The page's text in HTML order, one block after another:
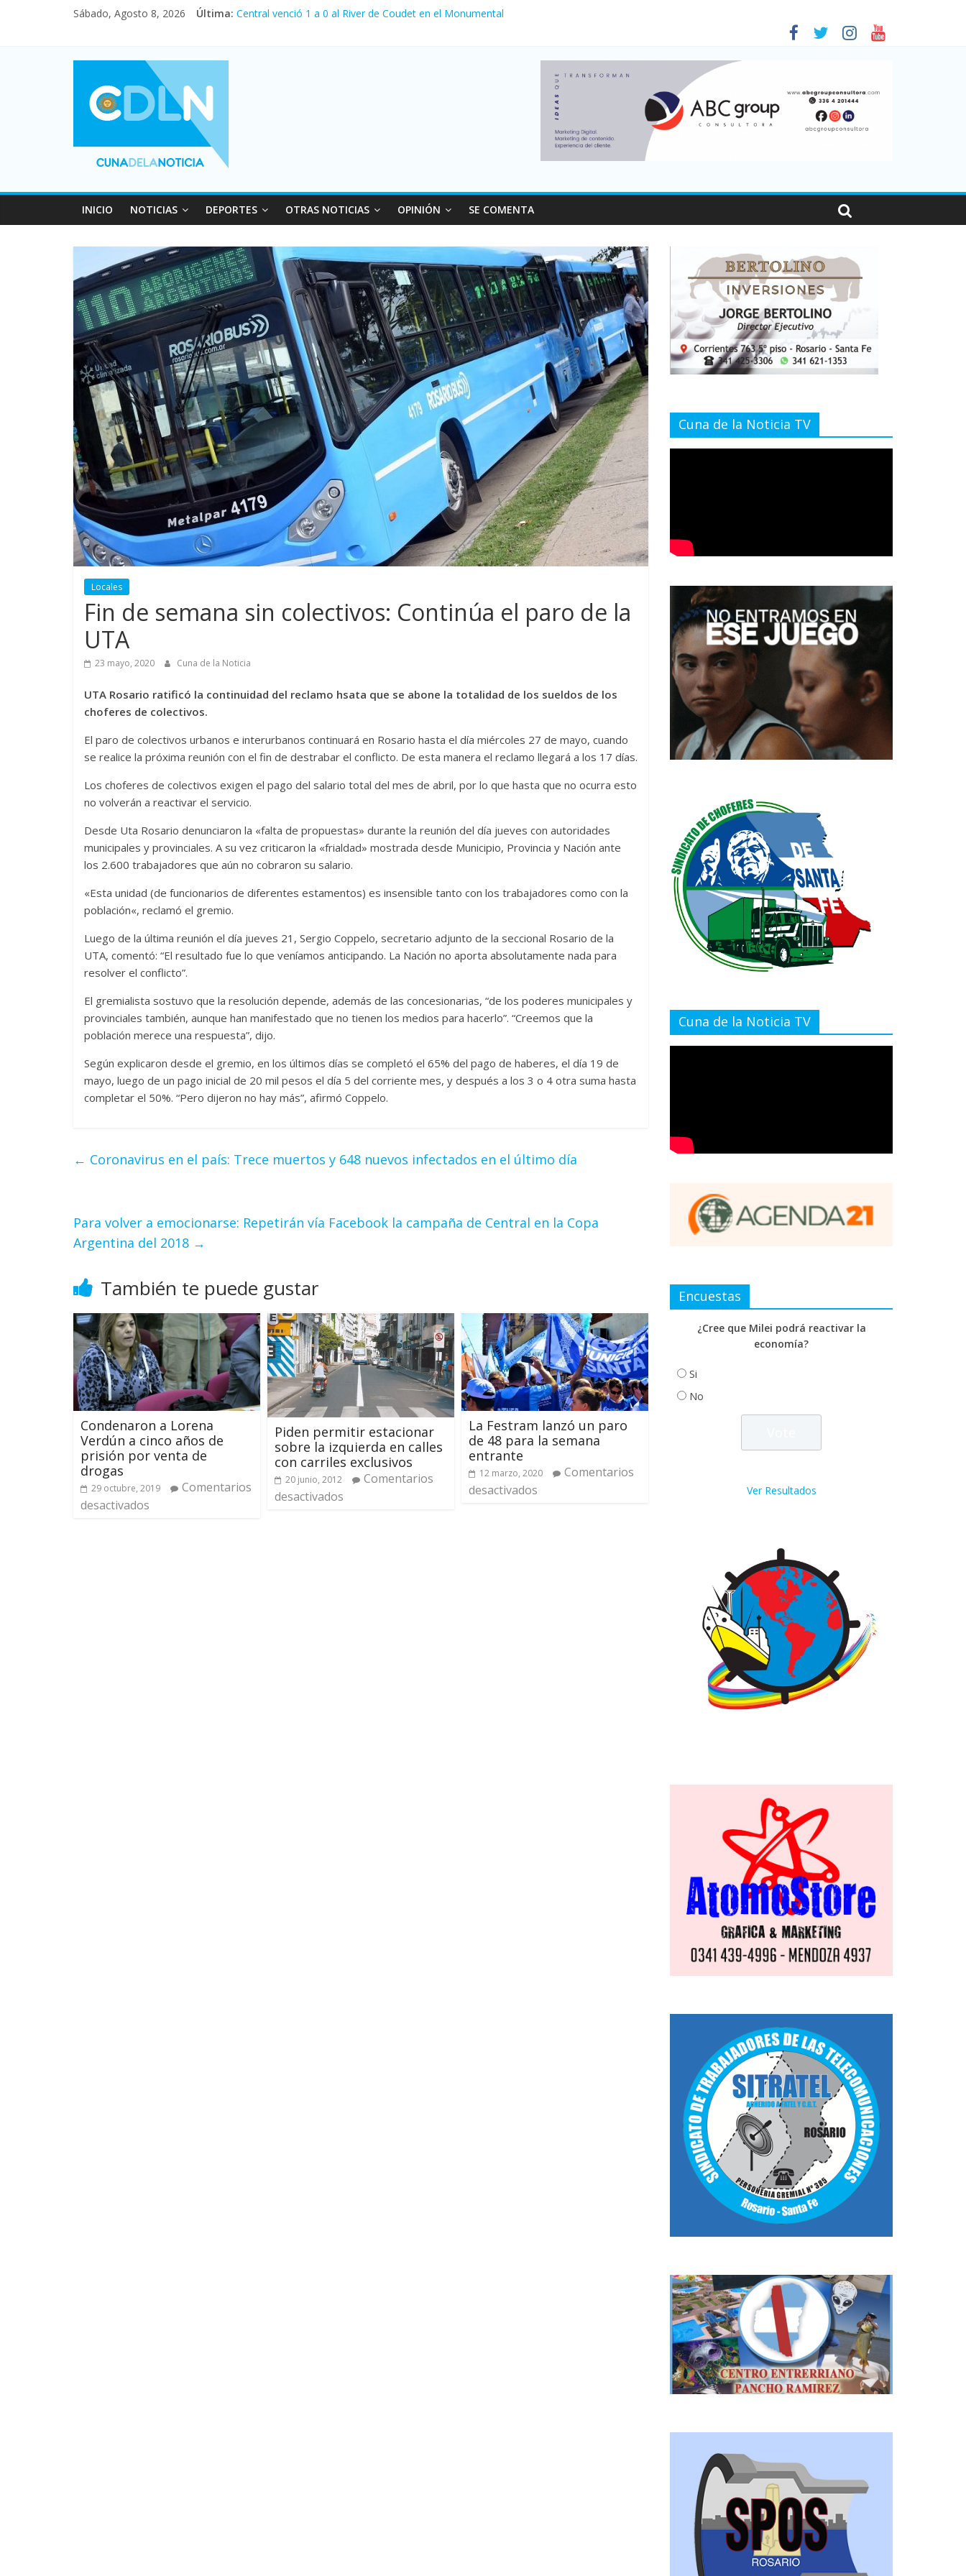
Sábado, Agosto 8, 2026 Última: Central venció 1 a 0 al River de Coudet en el Monumental
Vacaciones de invierno con más movimiento y consumo turístico: 4,6 millones de personas viajaron por el país, un 5,9% más que en 2025
INICIO NOTICIAS DEPORTES OTRAS NOTICIAS OPINIÓN SE COMENTA
Locales
Fin de semana sin colectivos: Continúa el paro de la
UTA
23 mayo, 2020 Cuna de la Noticia
UTA Rosario ratificó la continuidad del reclamo hsata que se abone la totalidad de los sueldos de los
choferes de colectivos.
El paro de colectivos urbanos e interurbanos continuará en Rosario hasta el día miércoles 27 de mayo, cuando
se realice la próxima reunión con el fin de destrabar el conflicto. De esta manera el reclamo llegará a los 17 días.
Los choferes de colectivos exigen el pago del salario total del mes de abril, por lo que hasta que no ocurra esto
no volverán a reactivar el servicio.
Desde Uta Rosario denunciaron la «falta de propuestas» durante la reunión del día jueves con autoridades
municipales y provinciales. A su vez criticaron la «frialdad» mostrada desde Municipio, Provincia y Nación ante
los 2.600 trabajadores que aún no cobraron su salario.
«Esta unidad (de funcionarios de diferentes estamentos) es insensible tanto con los trabajadores como con la
población«, reclamó el gremio.
Luego de la última reunión el día jueves 21, Sergio Coppelo, secretario adjunto de la seccional Rosario de la
UTA, comentó: “El resultado fue lo que veníamos anticipando. La Nación no aporta absolutamente nada para
resolver el conflicto”.
El gremialista sostuvo que la resolución depende, además de las concesionarias, “de los poderes municipales y
provinciales también, aunque han manifestado que no tienen los medios para hacerlo”. “Creemos que la
población merece una respuesta”, dijo.
Según explicaron desde el gremio, en los últimos días se completó el 65% del pago de haberes, el día 19 de
mayo, luego de un pago inicial de 20 mil pesos el día 5 del corriente mes, y después a los 3 o 4 otra suma hasta
completar el 50%. “Pero dijeron no hay más”, afirmó Coppelo.
← Coronavirus en el país: Trece muertos y 648 nuevos infectados en el último día
Para volver a emocionarse: Repetirán vía Facebook la campaña de Central en la Copa
Argentina del 2018 →
También te puede gustar
Condenaron a Lorena
Verdún a cinco años de
prisión por venta de
drogas
29 octubre, 2019
Comentarios
desactivados
Piden permitir estacionar
sobre la izquierda en calles
con carriles exclusivos
20 junio, 2012
Comentarios
desactivados
La Festram lanzó un paro
de 48 para la semana
entrante
12 marzo, 2020
Comentarios
desactivados
Cuna de la Noticia TV
Cuna de la Noticia TV
Encuestas
¿Cree que Milei podrá reactivar la
economía?
Si
No
Ver Resultados